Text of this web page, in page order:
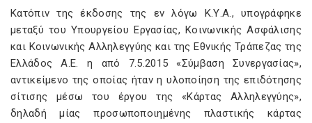
Κατόπιν της έκδοσης της εν λόγω Κ.Υ.Α., υπογράφηκε
μεταξύ του Υπουργείου Εργασίας, Κοινωνικής Ασφάλισης
και Κοινωνικής Αλληλεγγύης και της Εθνικής Τράπεζας της
Ελλάδος Α.Ε. η από 7.5.2015 «Σύμβαση Συνεργασίας»,
αντικείμενο της οποίας ήταν η υλοποίηση της επιδότησης
σίτισης μέσω του έργου της «Κάρτας Αλληλεγγύης»,
δηλαδή μίας προσωποποιημένης πλαστικής κάρτας